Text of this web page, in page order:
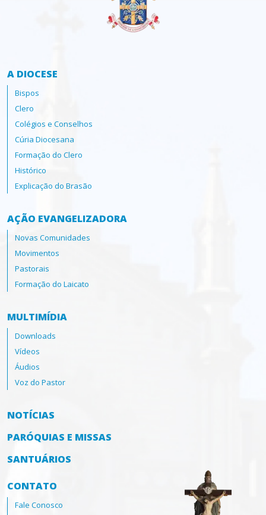
A DIOCESE
Bispos
Clero
Colégios e Conselhos
Cúria Diocesana
Formação do Clero
Histórico
Explicação do Brasão
AÇÃO EVANGELIZADORA
Novas Comunidades
Movimentos
Pastorais
Formação do Laicato
MULTIMÍDIA
Downloads
Vídeos
Áudios
Voz do Pastor
NOTÍCIAS
PARÓQUIAS E MISSAS
SANTUÁRIOS
CONTATO
Fale Conosco